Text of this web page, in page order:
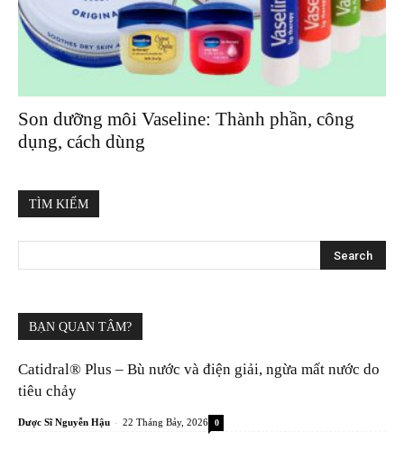
Son dưỡng môi Vaseline: Thành phần, công
dụng, cách dùng
TÌM KIẾM
BẠN QUAN TÂM?
Catidral® Plus – Bù nước và điện giải, ngừa mất nước do
tiêu chảy
Dược Sĩ Nguyễn Hậu - 22 Tháng Bảy, 2026 0